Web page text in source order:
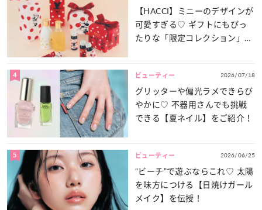
【HACCI】ミニーのデザインが
可愛すぎる♡ ギフトにもぴっ
たりな「限定コレクション」が
4 ビューティー 2026/07/18
グリッターや偏光ラメできらび
やかに♡ 不器用さんでも挑戦
できる【夏ネイル】をご紹介！
5 ビューティー 2026/06/25
“ビーチ”で遊ぶならこれ♡ 太陽
を味方につける【日焼けガール
メイク】を伝授！